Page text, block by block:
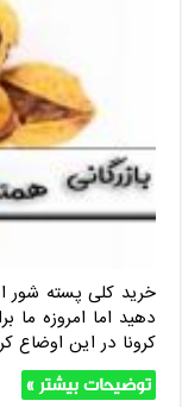
خرید کلی پسته شور
دهید اما امروزه ما
کرونا در این اوضاع
توضیحات بیشتر »